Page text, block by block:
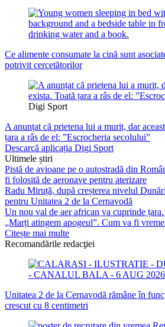
Ce alimente consumate la cină sunt
potrivit cercetătorilor
Digi Sport
A anunțat că prietena lui a murit, dar
țara a râs de el: ”Escrocheria secolului”
Descarcă aplicația Digi Sport
Ultimele știri
Pistă de avioane pe o autostradă din
fi folosită de aeronave pentru aterizare
Radu Miruță, după creșterea nivelul
pentru Unitatea 2 de la Cernavodă
Un nou val de aer african va cuprinde
„Marți atingem apogeul”. Cum va fi
Citește mai multe
Recomandările redacţiei
Unitatea 2 de la Cernavodă rămâne în
crescut cu 8 centimetri